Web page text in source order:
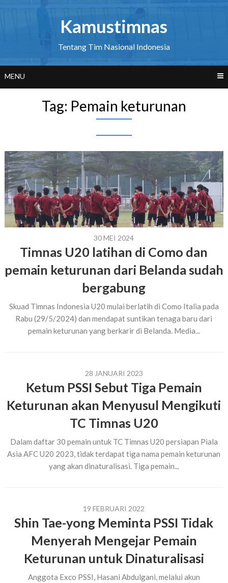
Kamustimnas
Tentang Tim Nasional Indonesia
MENU
Tag: Pemain keturunan
30 MEI 2024
Timnas U20 latihan di Como dan
pemain keturunan dari Belanda sudah
bergabung
Skuad Timnas Indonesia U20 mulai berlatih di Como Italia pada
Rabu (29/5/2024) dan mendapat suntikan tenaga baru dari
pemain keturunan yang berkarir di Belanda. Media...
28 JANUARI 2023
Ketum PSSI Sebut Tiga Pemain
Keturunan akan Menyusul Mengikuti
TC Timnas U20
Dalam daftar 30 pemain untuk TC Timnas U20 persiapan Piala
Asia AFC U20 2023, tidak terdapat tiga nama pemain keturunan
yang akan dinaturalisasi. Tiga pemain...
19 FEBRUARI 2022
Shin Tae-yong Meminta PSSI Tidak
Menyerah Mengejar Pemain
Keturunan untuk Dinaturalisasi
Anggota Exco PSSI, Hasani Abdulgani, melalui akun